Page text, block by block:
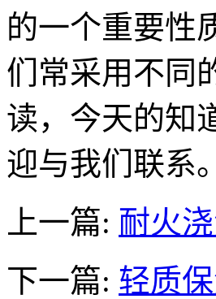
的一个重要性
们常采用不同
读，今天的知
迎与我们联系。
上一篇: 耐火
下一篇: 轻质